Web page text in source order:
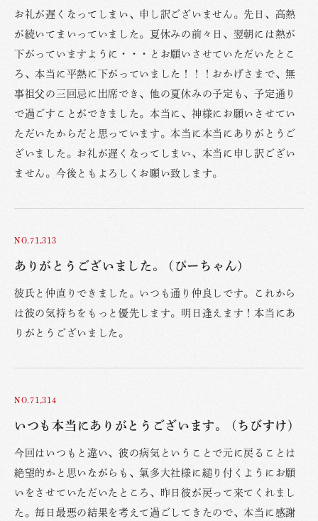
お礼が遅くなってしまい、申し訳ございません。先日、高熱
が続いてまいっていました。夏休みの前々日、翌朝には熱が
下がっていますように・・・とお願いさせていただいたとこ
ろ、本当に平熱に下がっていました！！！おかげさまで、無
事祖父の三回忌に出席でき、他の夏休みの予定も、予定通り
で過ごすことができました。本当に、神様にお願いさせてい
ただいたからだと思っています。本当に本当にありがとうご
ざいました。お礼が遅くなってしまい、本当に申し訳ござい
ません。今後ともよろしくお願い致します。
NO.71,313
ありがとうございました。 (ぴーちゃん)
彼氏と仲直りできました。いつも通り仲良しです。これから
は彼の気持ちをもっと優先します。明日逢えます！本当にあ
りがとうございました。
NO.71,314
いつも本当にありがとうございます。 (ちびすけ)
今回はいつもと違い、彼の病気ということで元に戻ることは
絶望的かと思いながらも、氣多大社様に縋り付くようにお願
いをさせていただいたところ、昨日彼が戻って来てくれまし
た。毎日最悪の結果を考えて過ごしてきたので、本当に感謝